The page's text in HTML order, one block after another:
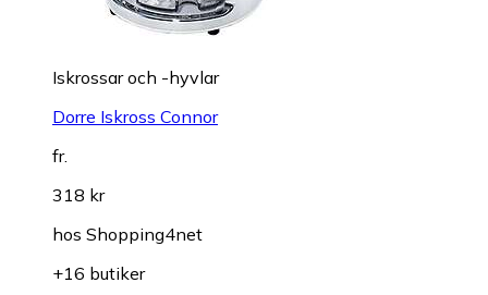
Iskrossar och -hyvlar
Dorre Iskross Connor
fr.
318 kr
hos Shopping4net
+16 butiker